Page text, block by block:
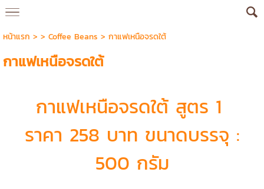
หน้าแรก > > Coffee Beans > กาแฟเหนือจรดใต้
กาแฟเหนือจรดใต้
กาแฟเหนือจรดใต้ สูตร 1
ราคา 258 บาท ขนาดบรรจุ :
500 กรัม